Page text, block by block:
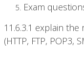
Exam
11.6.3.1 explain
(HTTP, FTP, POP3,